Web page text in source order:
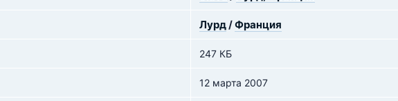
Лурд/Франция
247 КБ
12 марта 2007